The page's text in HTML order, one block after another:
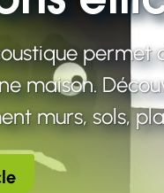
permet
maison.
murs, sols,